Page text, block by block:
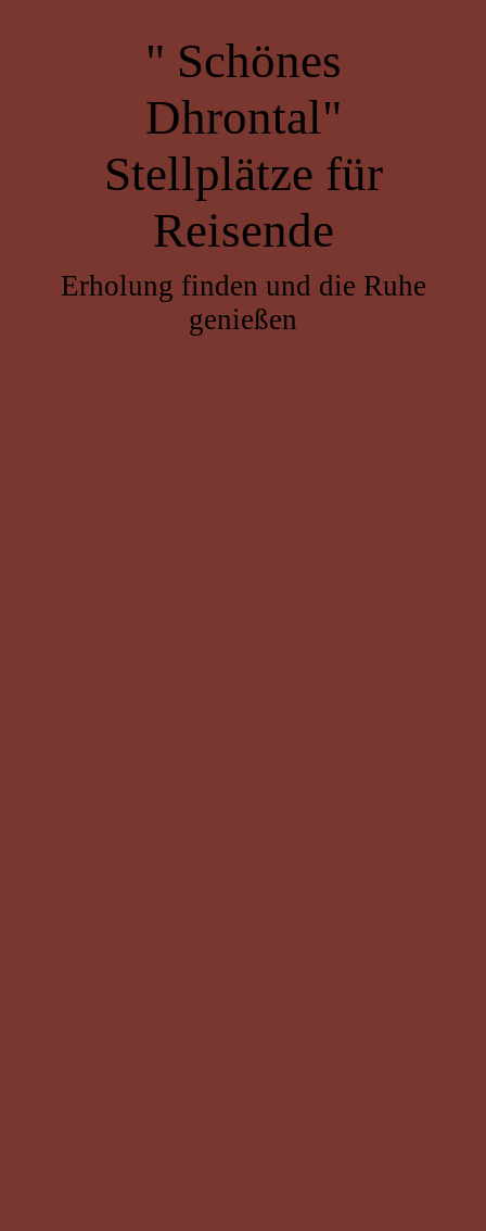
" Schönes
Dhrontal"
Stellplätze für
Reisende
Erholung finden und die Ruhe
genießen